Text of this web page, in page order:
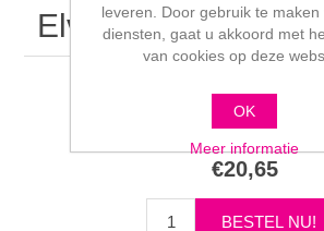
Elvie Nipple
Schrijf als eerste voor dit product
€20,65
leveren. Door gebruik te maken
diensten, gaat u akkoord met
van cookies op deze
OK
Meer informatie